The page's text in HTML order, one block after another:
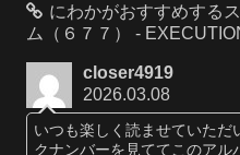
にわかがおすすめする
ム（６７７） -
closer4919
2026.03.08
いつも楽しく読ませていただ
クナンバーを見ててこのア